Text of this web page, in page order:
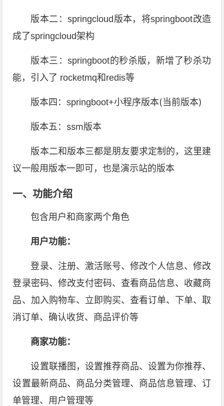
版本二：springcloud版本，将springboot改造
成了springcloud架构
版本三：springboot的秒杀版，新增了秒杀功
能，引入了 rocketmq和redis等
版本四：springboot+小程序版本(当前版本)
版本五：ssm版本
版本二和版本三都是朋友要求定制的，这里建
议一般用版本一即可，也是演示站的版本
一、功能介绍
包含用户和商家两个角色
用户功能：
登录、注册、激活账号、修改个人信息、修改
登录密码、修改支付密码、查看商品信息、收藏商
品、加入购物车、立即购买、查看订单、下单、取
消订单、确认收货、商品评价等
商家功能：
设置联播图，设置推荐商品、设置为你推荐、
设置最新商品、商品分类管理、商品信息管理、订
单管理、用户管理等